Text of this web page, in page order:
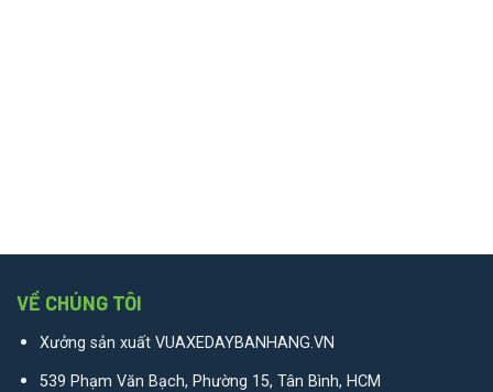
VỀ CHÚNG TÔI
Xưởng sản xuất VUAXEDAYBANHANG.VN
539 Phạm Văn Bạch, Phường 15, Tân Bình, HCM